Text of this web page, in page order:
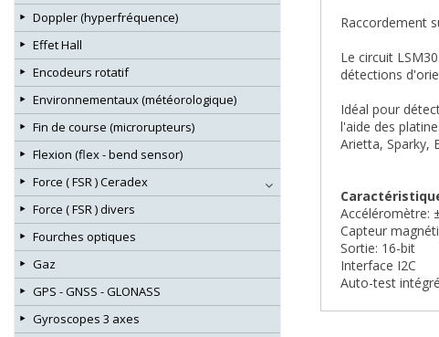
Raccordement
Le circuit
détections
Idéal pour
l'aide des
Arietta, Sparky,
Accéléromètre:
Capteur
Sortie: 16-bit
Interface I2C
Auto-test intégré
Doppler (hyperfréquence)
Effet Hall
Encodeurs rotatif
Environnementaux (météorologique)
Fin de course (microrupteurs)
Flexion (flex - bend sensor)
Force ( FSR ) Ceradex
Force ( FSR ) divers
Fourches optiques
Gaz
GPS - GNSS - GLONASS
Gyroscopes 3 axes